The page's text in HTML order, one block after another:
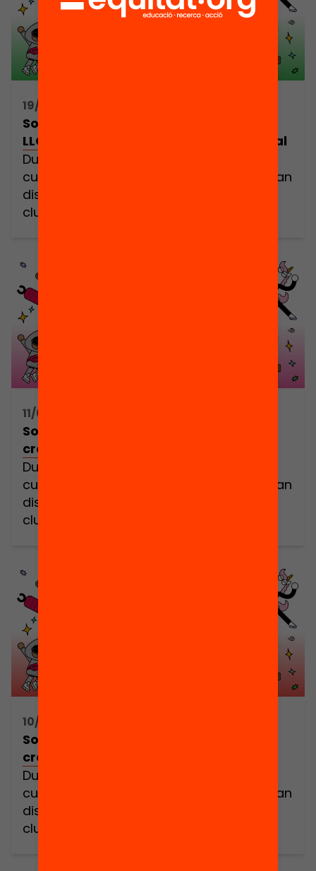
com […]
19/06/2025 16:30h - 18:30h
Som Coders! / L’HOSPITALET DE
LLOBREGAT: Fira de la creativitat digital
Durant aquest curs, milers d’infants
curiosos, creatius i valent (els coders) han
dissenyat els seus propis projectes als
clubs de codi. Ha arribat el moment
aquesta trobada festiva i comunitària
tothom hi és benvingut. Però sobretot
cridem a totes les que formeu part de […]
11/06/2025 17:00h - 18:30h
Som Coders! / TREMP: Fira de la
creativitat digital
Durant aquest curs, milers d’infants
curiosos, creatius i valent (els coders) han
dissenyat els seus propis projectes als
clubs de codi. Ha arribat el moment
aquesta trobada festiva i comunitària
tothom hi és benvingut. Però sobretot
cridem a totes les que formeu part de […]
10/06/2025 17:15h - 19:00h
Som Coders! / SALT: Fira de la
creativitat digital
Durant aquest curs, milers d’infants
curiosos, creatius i valent (els coders) han
dissenyat els seus propis projectes als
clubs de codi. Ha arribat el moment